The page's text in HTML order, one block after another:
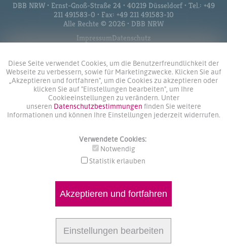
Diese Seite verwendet Cookies, um die Benutzerfreundlichkeit der
Webseite zu verbessern, sowie für Marketingzwecke. Klicken Sie auf
„Akzeptieren und fortfahren", um die Cookies zu akzeptieren oder
klicken Sie auf "Einstellungen bearbeiten", um Ihre
Cookieeinstellungen zu verändern. Unter
unseren Datenschutzbestimmungen finden Sie weitere
Informationen und können Ihre Einstellungen jederzeit widerrufen.
Verwendete Cookies:
Notwendig
Statistik erlauben
Akzeptieren und fortfahren
Einstellungen bearbeiten
DBB NRW • Ernst-Gnoß-Straße 24 • 40219 Düsseldorf • Tel.: +49
211 491583-0 • Fax: +49 211 491583-10
Alle Rechte © 2026 • DBB NRW
ImpressumDatenschutz